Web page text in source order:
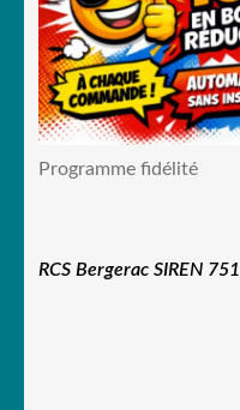
Programme fidélité
RCS Bergerac SIREN 751